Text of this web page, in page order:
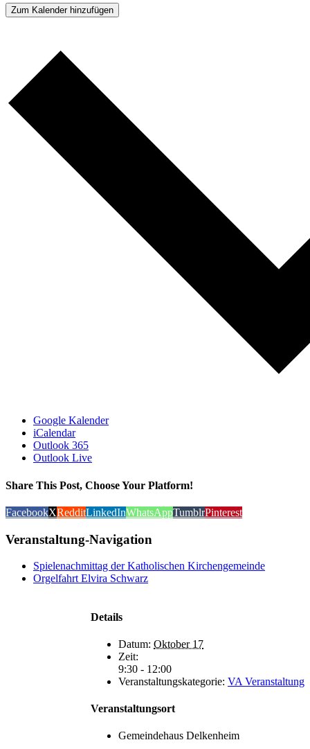
Zum Kalender hinzufügen
Google Kalender
iCalendar
Outlook 365
Outlook Live
Share This Post, Choose Your Platform!
FacebookXRedditLinkedInWhatsAppTumblrPinterest
Veranstaltung-Navigation
Spielenachmittag der Katholischen Kirchengemeinde
Orgelfahrt Elvira Schwarz
Details
Datum: Oktober 17
Zeit:
9:30 - 12:00
Veranstaltungskategorie: VA Veranstaltung
Veranstaltungsort
Gemeindehaus Delkenheim